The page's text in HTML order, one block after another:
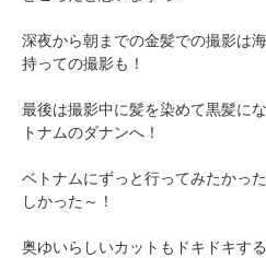
深夜から朝までの金髪での撮影は
持っての撮影も！
最後は撮影中に髪を染めて黒髪に
トナムのダナンへ！
ベトナムにずっと行ってみたかっ
しかった～！
奥ゆいらしいカットもドキドキす